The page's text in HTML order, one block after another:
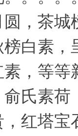
，茶
白素
素，
氏素
红塔